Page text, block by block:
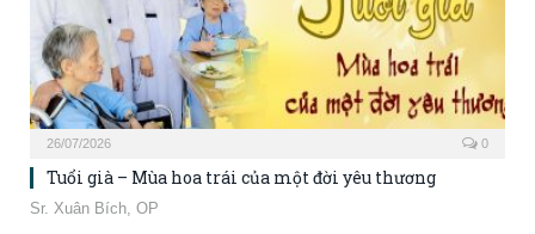
26/07/2026 0
Tuổi già – Mùa hoa trái của một đời yêu thương
Sr. Xuân Bích, OP